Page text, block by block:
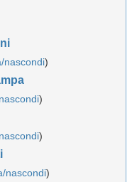
nascondi)
)
)
nascondi)